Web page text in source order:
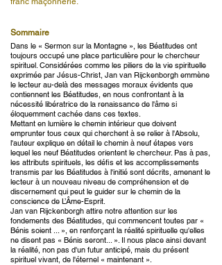
Sommaire
Dans le « Sermon sur la Montagne », les Béatitudes ont
toujours occupé une place particulière pour le chercheur
spirituel. Considérées comme les piliers de la vie spirituelle
exprimée par Jésus-Christ, Jan van Rijckenborgh emmène
le lecteur au-delà des messages moraux évidents que
contiennent les Béatitudes, en nous confrontant à la
nécessité libératrice de la renaissance de l'âme si
éloquemment cachée dans ces textes.
Mettant en lumière le chemin intérieur que doivent
emprunter tous ceux qui cherchent à se relier à l'Absolu,
l'auteur explique en détail le chemin à neuf étapes vers
lequel les neuf Béatitudes orientent le chercheur. Pas à pas,
les attributs spirituels, les défis et les accomplissements
transmis par les Béatitudes à l'initié sont décrits, amenant le
lecteur à un nouveau niveau de compréhension et de
discernement qui peut le guider sur le chemin de la
conscience de L’Âme-Esprit.
Jan van Rijckenborgh attire notre attention sur les
fondements des Béatitudes, qui commencent toutes par «
Bénis soient ... », en renforçant la réalité spirituelle qu'elles
ne disent pas « Bénis seront... ». Il nous place ainsi devant
la réalité, non pas d'un futur anticipé, mais du présent
spirituel vivant, de l'éternel « maintenant ».